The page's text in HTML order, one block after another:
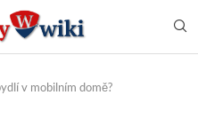
v mobilním domě?